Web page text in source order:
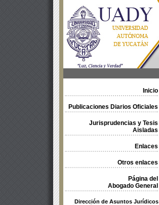
Inicio
Publicaciones Diarios Oficiales
Jurisprudencias y Tesis
Aisladas
Enlaces
Otros enlaces
Página del
Abogado General
Dirección de Asuntos Jurídicos